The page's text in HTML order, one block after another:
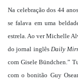
Na celebração dos 44
se falava em uma
estrela. Ao ver Michelle
do jornal inglês Daily
com Gisele Bündchen.”
com o bonitão Guy